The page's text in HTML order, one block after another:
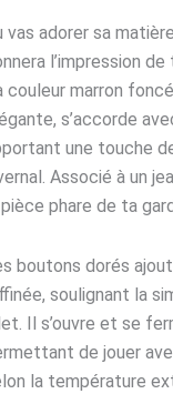
vas adorer sa
l’impression
couleur marron
s’accorde
une touche
Associé à un
pièce phare de ta
boutons dorés
soulignant la
Il s’ouvre et se
de jouer
la température